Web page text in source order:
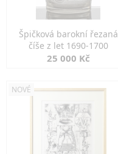
Špičková barokní řezaná
číše z let 1690-1700
25 000 Kč
NOVÉ